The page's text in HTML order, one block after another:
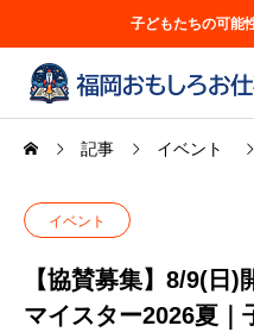
子どもたちの可能
記事 イベント
イベント
【協賛募集】8/9(日)
マイスター2026夏｜